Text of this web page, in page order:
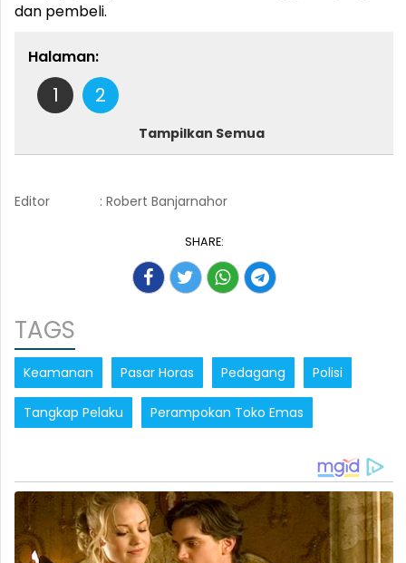
dan pembeli.
Halaman:
1 2
Tampilkan Semua
Editor : Robert Banjarnahor
SHARE:
TAGS
Keamanan Pasar Horas Pedagang Polisi
Tangkap Pelaku Perampokan Toko Emas